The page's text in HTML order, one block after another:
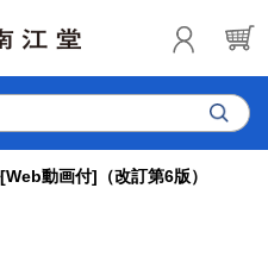
動画付]（改訂第6版）